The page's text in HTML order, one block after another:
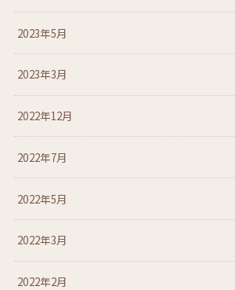
2023年5月
2023年3月
2022年12月
2022年7月
2022年5月
2022年3月
2022年2月